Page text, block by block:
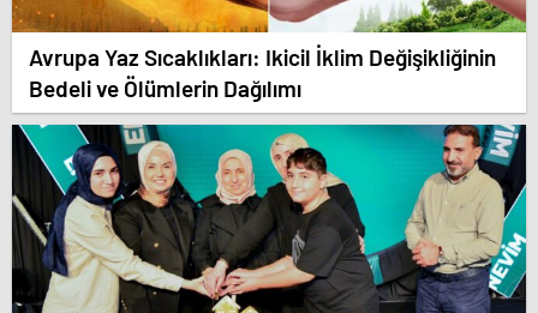
Avrupa Yaz Sıcaklıkları: Ikicil İklim Değişikliğinin
Bedeli ve Ölümlerin Dağılımı